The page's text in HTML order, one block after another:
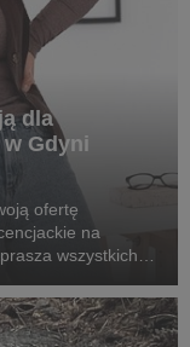
dla
Gdyni
ofertę
na
wszystkich
webina...